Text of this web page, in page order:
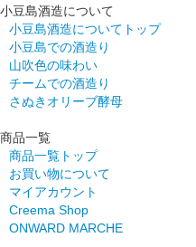
小豆島酒造について
小豆島酒造についてトップ
小豆島での酒造り
山吹色の味わい
チームでの酒造り
さぬきオリーブ酵母
商品一覧
商品一覧トップ
お買い物について
マイアカウント
Creema Shop
ONWARD MARCHE